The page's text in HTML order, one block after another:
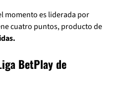
momento es liderada por
cuatro puntos, producto de
BetPlay de